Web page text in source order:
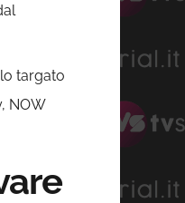
targato
NOW